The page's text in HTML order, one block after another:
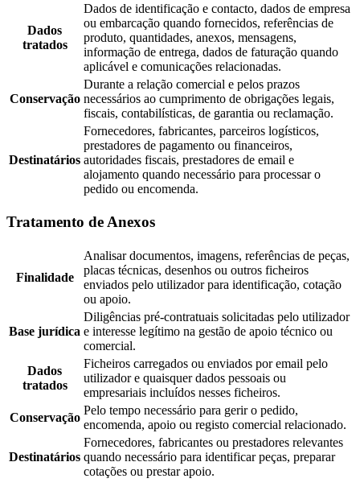
Dados
tratados
Dados de identificação e contacto, dados de empresa
ou embarcação quando fornecidos, referências de
produto, quantidades, anexos, mensagens,
informação de entrega, dados de faturação quando
aplicável e comunicações relacionadas.
Conservação
Durante a relação comercial e pelos prazos
necessários ao cumprimento de obrigações legais,
fiscais, contabilísticas, de garantia ou reclamação.
Destinatários
Fornecedores, fabricantes, parceiros logísticos,
prestadores de pagamento ou financeiros,
autoridades fiscais, prestadores de email e
alojamento quando necessário para processar o
pedido ou encomenda.
Tratamento de Anexos
Finalidade
Analisar documentos, imagens, referências de peças,
placas técnicas, desenhos ou outros ficheiros
enviados pelo utilizador para identificação, cotação
ou apoio.
Base jurídica
Diligências pré-contratuais solicitadas pelo utilizador
e interesse legítimo na gestão de apoio técnico ou
comercial.
Dados
tratados
Ficheiros carregados ou enviados por email pelo
utilizador e quaisquer dados pessoais ou
empresariais incluídos nesses ficheiros.
Conservação
Pelo tempo necessário para gerir o pedido,
encomenda, apoio ou registo comercial relacionado.
Destinatários
Fornecedores, fabricantes ou prestadores relevantes
quando necessário para identificar peças, preparar
cotações ou prestar apoio.